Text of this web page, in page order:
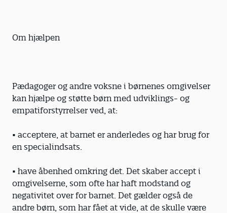
Om hjælpen
Pædagoger og andre voksne i børnenes omgivelser
kan hjælpe og støtte børn med udviklings- og
empatiforstyrrelser ved, at:
• acceptere, at barnet er anderledes og har brug for
en specialindsats.
• have åbenhed omkring det. Det skaber accept i
omgivelserne, som ofte har haft modstand og
negativitet over for barnet. Det gælder også de
andre børn, som har fået at vide, at de skulle være